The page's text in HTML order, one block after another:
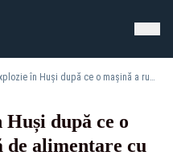
Pericol de explozie în Huși după ce o mașină a rupt o țeavă de alimentare cu gaz
după ce o
de alimentare cu